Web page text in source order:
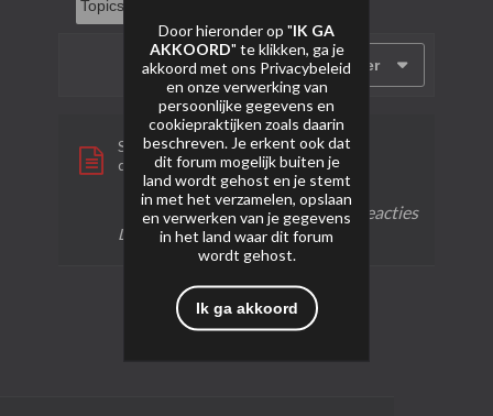
Filter
Smoking Gun
door Vuurpijltje
2 reacties61 weergaven2 reacties
Laatste bericht 27-01-2024, 23:00
Door hieronder op "IK GA
AKKOORD" te klikken, ga je
akkoord met ons Privacybeleid
en onze verwerking van
persoonlijke gegevens en
cookiepraktijken zoals daarin
beschreven. Je erkent ook dat
dit forum mogelijk buiten je
land wordt gehost en je stemt
in met het verzamelen, opslaan
en verwerken van je gegevens
in het land waar dit forum
wordt gehost.
Ik ga akkoord